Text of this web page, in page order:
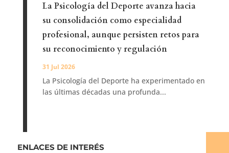
La Psicología del Deporte avanza hacia
su consolidación como especialidad
profesional, aunque persisten retos para
su reconocimiento y regulación
31 Jul 2026
La Psicología del Deporte ha experimentado en
las últimas décadas una profunda...
ENLACES DE INTERÉS